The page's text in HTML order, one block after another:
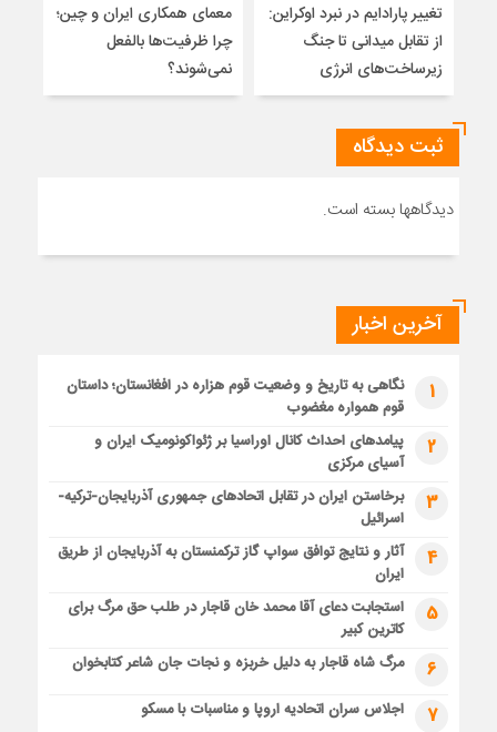
تغییر پارادایم در نبرد اوکراین:
از تقابل میدانی تا جنگ
زیرساخت‌های انرژی
معمای همکاری ایران و چین؛
چرا ظرفیت‌ها بالفعل
نمی‌شوند؟
ثبت دیدگاه
دیدگاهها بسته است.
آخرین اخبار
1
نگاهی به تاریخ و وضعیت قوم هزاره در افغانستان؛ داستان
قوم همواره مغضوب
2
پیامدهای احداث کانال اوراسیا بر ژئواکونومیک ایران و
آسیای مرکزی
3
برخاستن ایران در تقابل اتحادهای جمهوری آذربایجان-ترکیه-
اسرائیل
4
آثار و نتایج توافق سواپ گاز ترکمنستان به آذربایجان از طریق
ایران
5
استجابت دعای آقا محمد خان قاجار در طلب حق مرگ برای
کاترین کبیر
6 مرگ شاه قاجار به دلیل خربزه و نجات جان شاعر کتابخوان
7 اجلاس سران اتحادیه اروپا و مناسبات با مسکو